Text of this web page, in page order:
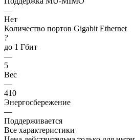
—
Нет
Количество портов Gigabit Ethernet
?
до 1 Гбит
—
5
Вес
—
410
Энергосбережение
—
Поддерживается
Все характеристики